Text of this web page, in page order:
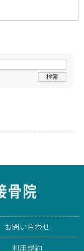
お問い合わせ
利用規約